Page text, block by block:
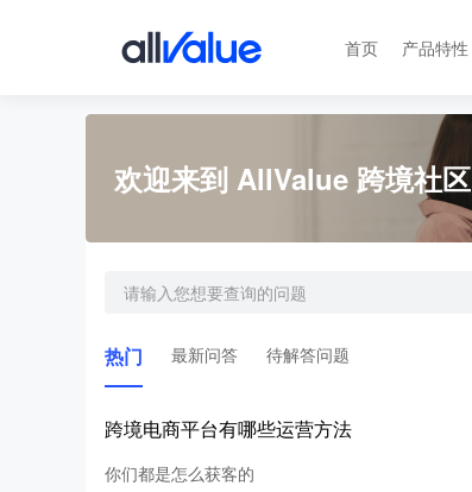
首页 产品特性
欢迎来到 AllValue 跨境社区
热门 最新问答 待解答问题
跨境电商平台有哪些运营方法
你们都是怎么获客的